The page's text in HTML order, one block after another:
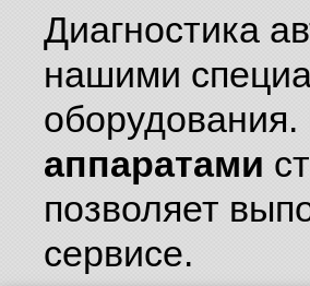
Диагностика
нашими
аппаратами
позволяет
сервисе.